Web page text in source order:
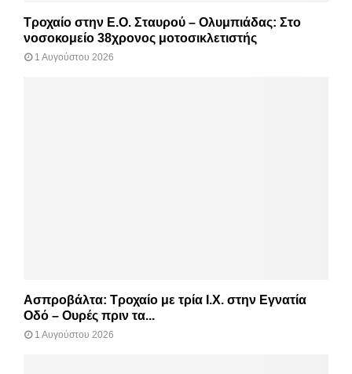
Τροχαίο στην Ε.Ο. Σταυρού – Ολυμπιάδας: Στο
νοσοκομείο 38χρονος μοτοσικλετιστής
1 Αυγούστου 2026
Ασπροβάλτα: Τροχαίο με τρία Ι.Χ. στην Εγνατία
Οδό – Ουρές πριν τα...
1 Αυγούστου 2026